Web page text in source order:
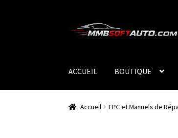
Aller
Aller
ACCUEIL BOUTIQUE
Accueil EPC et Manuels de